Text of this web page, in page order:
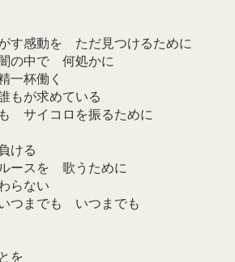
す感動を ただ見つけるために
の中で 何処かに
一杯働く
もが求めている
サイコロを振るために
ける
ースを 歌うために
らない
つまでも いつまでも
を